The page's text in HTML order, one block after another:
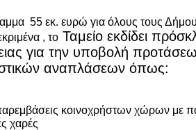
55 εκ. ευρώ για όλους τους
, το Ταμείο εκδίδει
για την υποβολή
αναπλάσεων όπως:
κοινοχρήστων χώρων με
χαρές